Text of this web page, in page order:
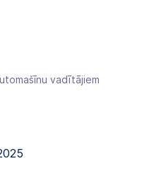
vadītājiem